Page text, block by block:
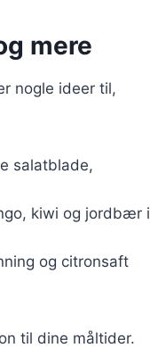
mere
nogle ideer til,
salatblade,
kiwi og jordbær i
og citronsaft
til dine måltider.